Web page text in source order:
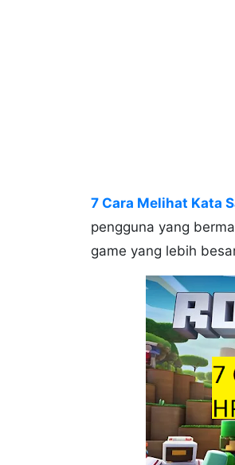
7 Cara Melihat Kata
pengguna yang
game yang lebih